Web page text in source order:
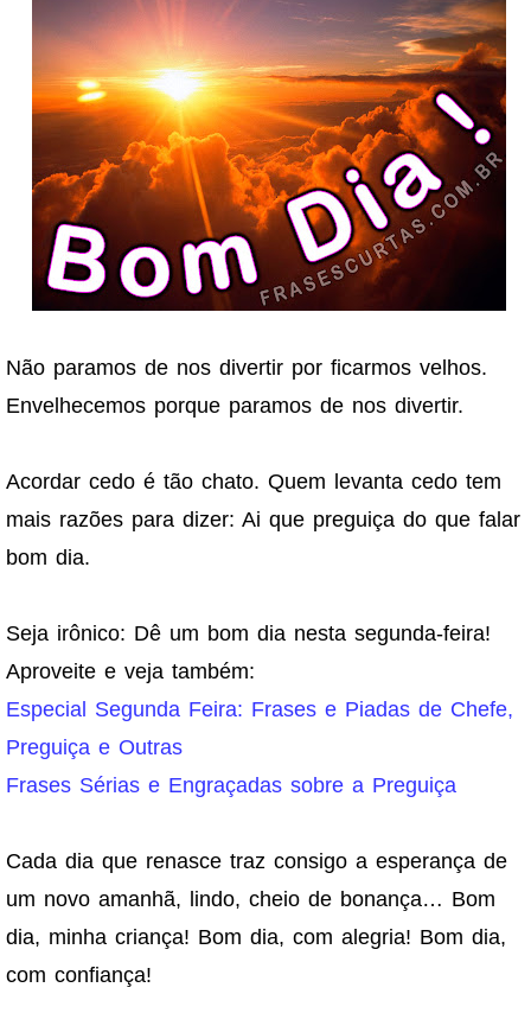
Não paramos de nos divertir por ficarmos velhos.
Envelhecemos porque paramos de nos divertir.
Acordar cedo é tão chato. Quem levanta cedo tem
mais razões para dizer: Ai que preguiça do que falar
bom dia.
Seja irônico: Dê um bom dia nesta segunda-feira!
Aproveite e veja também:
Especial Segunda Feira: Frases e Piadas de Chefe,
Preguiça e Outras
Frases Sérias e Engraçadas sobre a Preguiça
Cada dia que renasce traz consigo a esperança de
um novo amanhã, lindo, cheio de bonança… Bom
dia, minha criança! Bom dia, com alegria! Bom dia,
com confiança!